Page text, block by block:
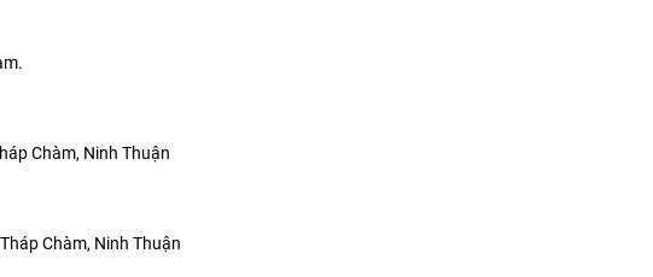
Chàm, Ninh Thuận
Chàm, Ninh Thuận